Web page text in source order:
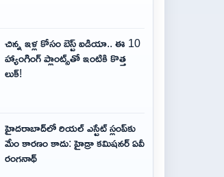
చిన్న ఇళ్ల కోసం బెస్ట్ ఐడియా.. ఈ 10
హ్యాంగింగ్ ప్లాంట్స్‌తో ఇంటికి కొత్త
లుక్!
హైదరాబాద్‌లో రియల్ ఎస్టేట్ స్లంప్‌కు
మేం కారణం కాదు: హైడ్రా కమిషనర్ ఏవీ
రంగనాథ్